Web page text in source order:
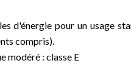
d'énergie pour un usage
compris).
modéré : classe E